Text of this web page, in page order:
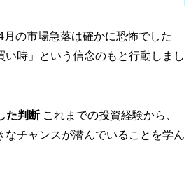
月の市場急落は確かに恐怖でした
い時」という信念のもと行動しまし
た判断これまでの投資経験から、
なチャンスが潜んでいることを学ん